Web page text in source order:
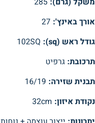
אורך באינץ': 27
גודל ראש (sq):
102SQ
תרכובת: גרפיט
תבנית שזירה: 16/19
נקודת איזון: 32cm